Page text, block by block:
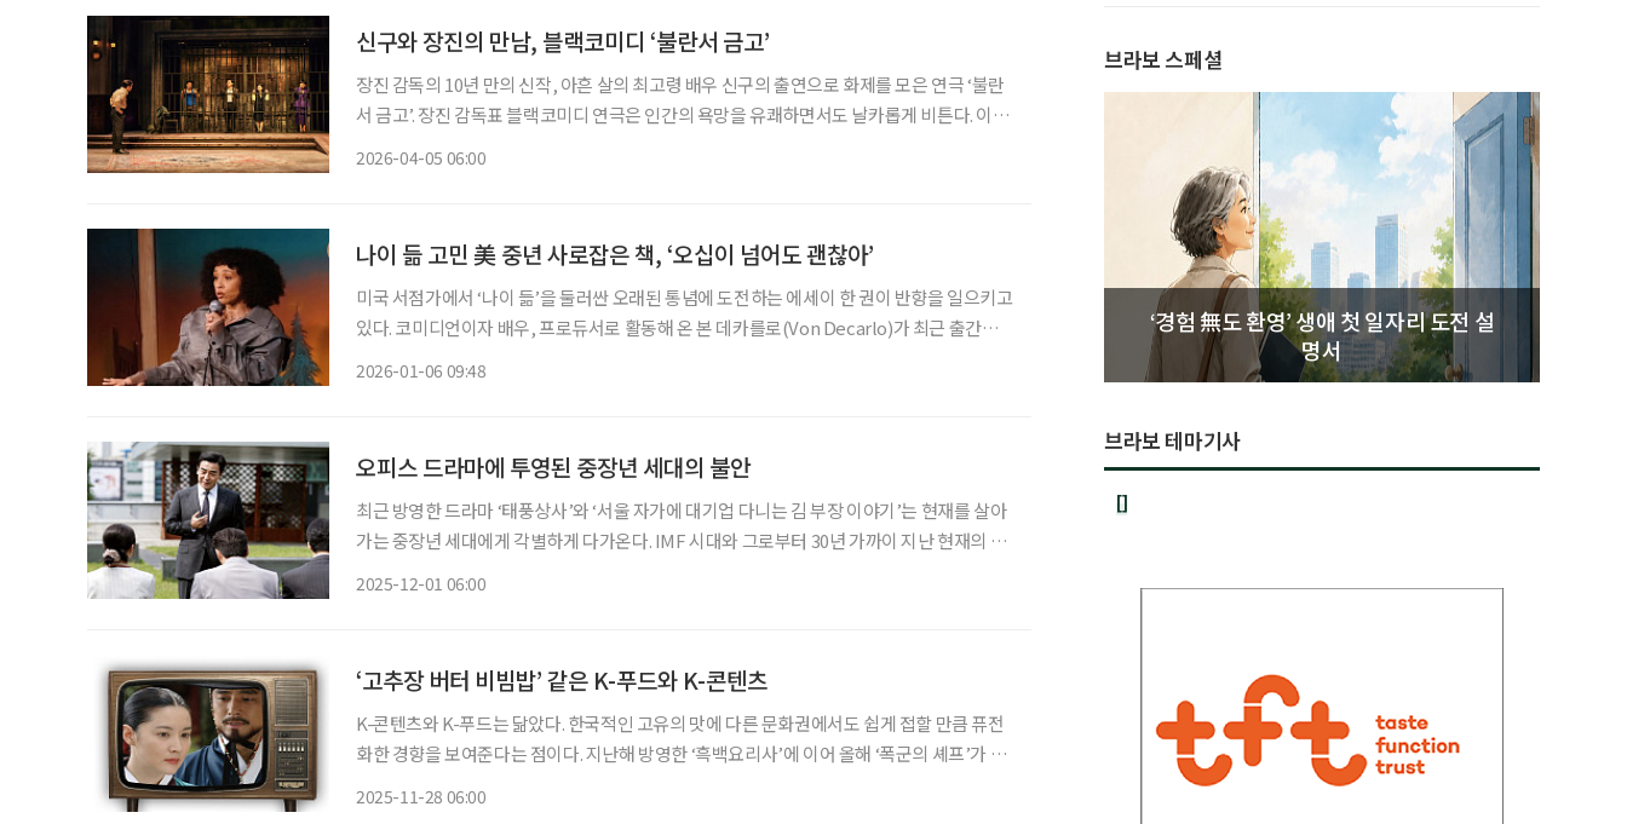
신구와 장진의 만남, 블랙코미디 ‘불란서 금고’
장진 감독의 10년 만의 신작, 아흔 살의 최고령 배우 신구의 출연으로 화제를 모은 연극 ‘불란
서 금고’. 장진 감독표 블랙코미디 연극은 인간의 욕망을 유쾌하면서도 날카롭게 비튼다. 이
2026-04-05 06:00
나이 듦 고민 美 중년 사로잡은 책, ‘오십이 넘어도 괜찮아’
미국 서점가에서 ‘나이 듦’을 둘러싼 오래된 통념에 도전하는 에세이 한 권이 반향을 일으키고
있다. 코미디언이자 배우, 프로듀서로 활동해 온 본 데카를로(Von Decarlo)가 최근 출간한
2026-01-06 09:48
오피스 드라마에 투영된 중장년 세대의 불안
최근 방영한 드라마 ‘태풍상사’와 ‘서울 자가에 대기업 다니는 김 부장 이야기’는 현재를 살아
가는 중장년 세대에게 각별하게 다가온다. IMF 시대와 그로부터 30년 가까이 지난 현재의 중
2025-12-01 06:00
‘고추장 버터 비빔밥’ 같은 K-푸드와 K-콘텐츠
K-콘텐츠와 K-푸드는 닮았다. 한국적인 고유의 맛에 다른 문화권에서도 쉽게 접할 만큼 퓨전
화한 경향을 보여준다는 점이다. 지난해 방영한 ‘흑백요리사’에 이어 올해 ‘폭군의 셰프’가 만
2025-11-28 06:00
브라보 스페셜
‘경험 無도 환영’ 생애 첫 일자리 도전 설
명서
브라보 테마기사
[]